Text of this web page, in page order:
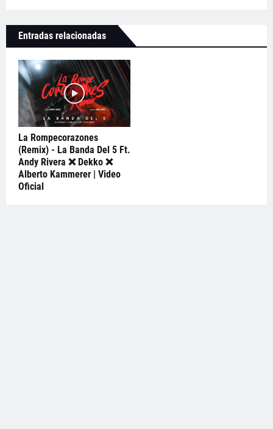
Entradas relacionadas
La Rompecorazones
(Remix) - La Banda Del 5 Ft.
Andy Rivera ❌ Dekko ❌
Alberto Kammerer | Video
Oficial